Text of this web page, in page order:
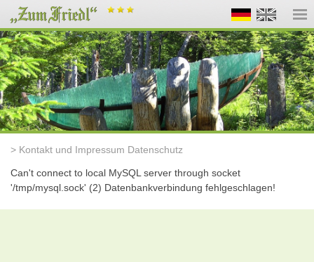
> Kontakt und Impressum Datenschutz
Can't connect to local MySQL server through socket
'/tmp/mysql.sock' (2) Datenbankverbindung fehlgeschlagen!